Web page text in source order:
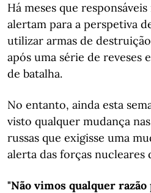
Há meses que
alertam para a perspetiva
utilizar armas de
após uma série de reveses
de batalha.
No entanto, ainda esta
visto qualquer mudança
russas que exigisse uma
alerta das forças nucleares
"Não vimos qualquer razão